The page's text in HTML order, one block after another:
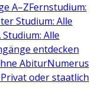
A–ZFernstudium:
Studium: Alle
Studium: Alle
entdecken
AbiturNumerus
Privat oder staatlich